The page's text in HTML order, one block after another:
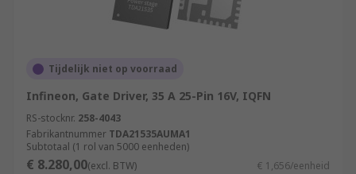
Tijdelijk niet op voorraad
Infineon, Gate Driver, 35 A 25-Pin 16V, IQFN
RS-stocknr. 258-4043
Fabrikantnummer TDA21535AUMA1
Subtotaal (1 rol van 5000 eenheden)
€ 8.280,00(excl. BTW) € 1,656/eenheid